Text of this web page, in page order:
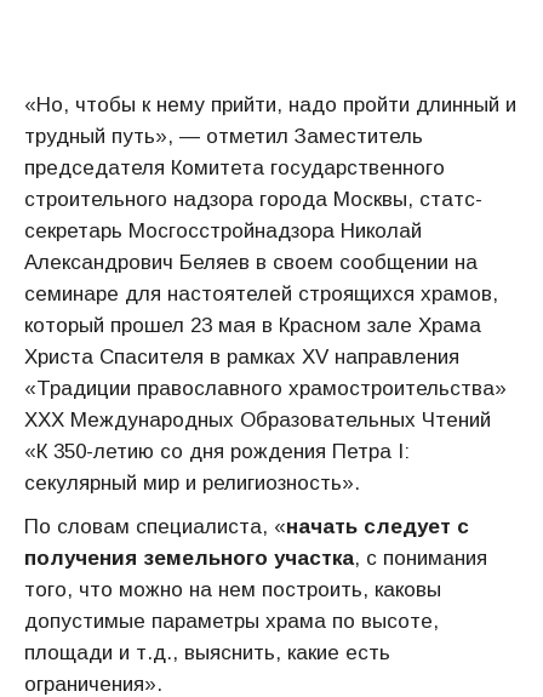
«Но, чтобы к нему прийти, надо пройти длинный и
трудный путь», — отметил Заместитель
председателя Комитета государственного
строительного надзора города Москвы, статс-
секретарь Мосгосстройнадзора Николай
Александрович Беляев в своем сообщении на
семинаре для настоятелей строящихся храмов,
который прошел 23 мая в Красном зале Храма
Христа Спасителя в рамках XV направления
«Традиции православного храмостроительства»
ХXX Международных Образовательных Чтений
«К 350-летию со дня рождения Петра I:
секулярный мир и религиозность».
По словам специалиста, «начать следует с
получения земельного участка, с понимания
того, что можно на нем построить, каковы
допустимые параметры храма по высоте,
площади и т.д., выяснить, какие есть
ограничения».